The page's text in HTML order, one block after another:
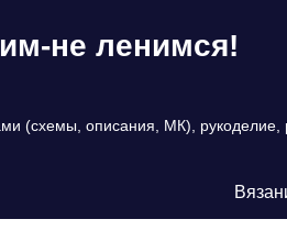
не ленимся!
(схемы, описания, МК), рукоделие,